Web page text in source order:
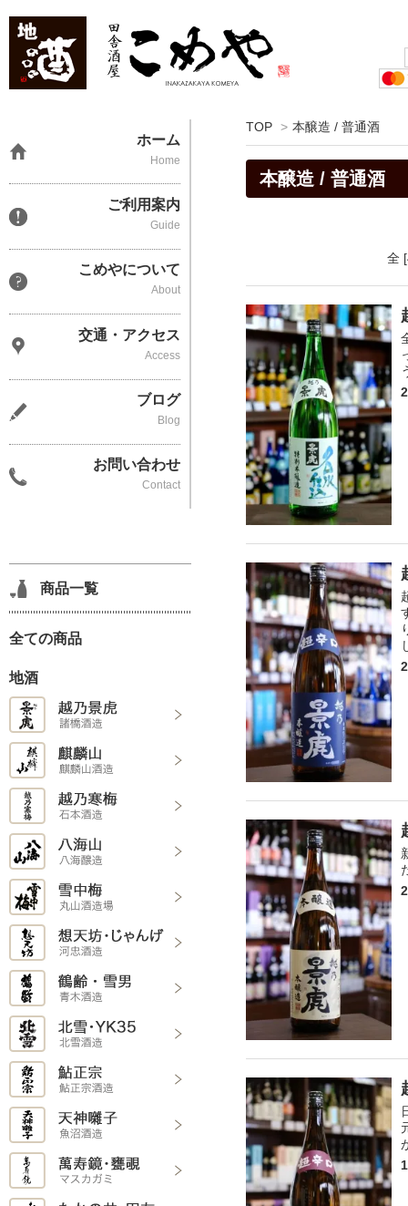
TOP > 本醸造 / 普通酒
本醸造 / 普通酒
全
ホーム
Home
ご利用案内
Guide
こめやについて
About
交通・アクセス
Access
ブログ
Blog
お問い合わせ
Contact
商品一覧
全ての商品
地酒